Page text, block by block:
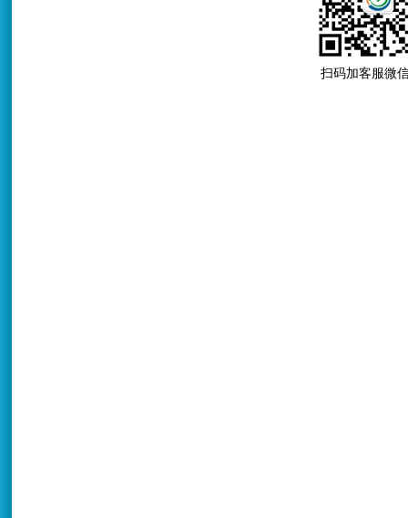
扫码加客服微